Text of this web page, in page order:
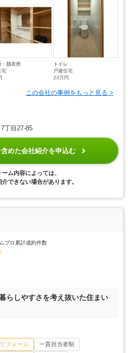
・脱衣所
宅
トイレ
戸建住宅
23万円
この会社の事例をもっと見る >
丁目27-85
めた会社紹介を申込む
ム内容によっては、
できない場合があります。
プロ累計成約件数
らしやすさを考え抜いた住まい
フォーム
一貫担当者制